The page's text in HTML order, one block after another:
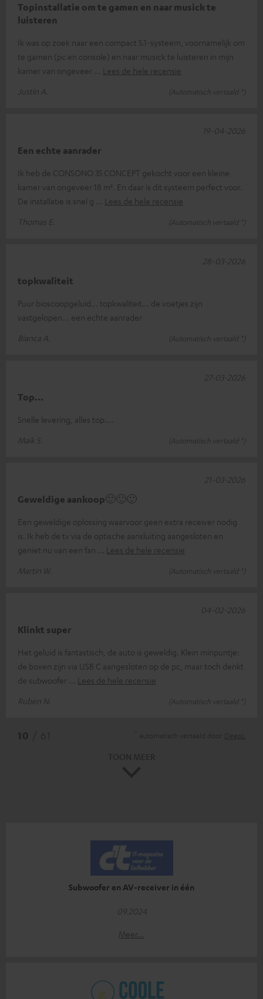
Topinstallatie om te gamen en naar musick te
luisteren
Ik was op zoek naar een compact 5.1-systeem, voornamelijk om
te gamen (pc en console) en naar musick te luisteren in mijn
kamer van ongeveer
Lees de hele recensie
Justin A.
(Automatisch vertaald *)
Een echte aanrader
Ik heb de CONSONO 35 CONCEPT gekocht voor een kleine
kamer van ongeveer 18 m². En daar is dit systeem perfect voor.
De installatie is snel g
Lees de hele recensie
Thomas E.
(Automatisch vertaald *)
19-04-2026
topkwaliteit
Puur bioscoopgeluid... topkwaliteit... de voetjes zijn
vastgelopen... een echte aanrader
Bianca A.
(Automatisch vertaald *)
28-03-2026
Top...
Snelle levering, alles top....
Maik S.
(Automatisch vertaald *)
27-03-2026
Geweldige aankoop🙂🙂🙂
Een geweldige oplossing waarvoor geen extra receiver nodig
is. Ik heb de tv via de optische aansluiting aangesloten en
geniet nu van een fan
Lees de hele recensie
Martin W.
(Automatisch vertaald *)
21-03-2026
Klinkt super
Het geluid is fantastisch, de auto is geweldig. Klein minpuntje:
de boxen zijn via USB C aangesloten op de pc, maar toch denkt
de subwoofer
Lees de hele recensie
Ruben N.
(Automatisch vertaald *)
04-02-2026
Subwoofer en AV-receiver in één
09.2024
Meer...